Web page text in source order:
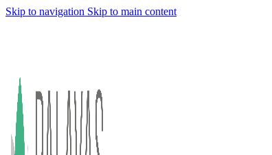
Skip to navigation Skip to main content